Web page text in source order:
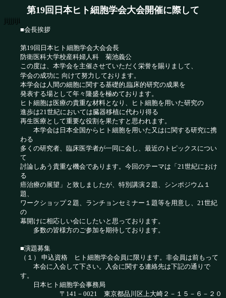
第19回日本ヒト細胞学会大会開催に際して
jijjjiji
■会長挨拶
第19回日本ヒト細胞学会大会会長
防衛医科大学校産科婦人科 菊池義公
この度は、本学会を主催させていただく栄誉を賜りまして、
学会の成功に 向けて努力しております。
本学会は人間の細胞に関する基礎的,臨床的研究の成果を
発表する場として年々隆盛を極めております。
ヒト細胞は医療の貴重な材料となり、ヒト細胞を用いた研究の
進歩は21世紀においては臓器移植に代わり得る
再生医療として重要な役割を果たすと思われます。
本学会は日本全国からヒト細胞を用いた又はに関する研究に携
わる
多くの研究者、臨床医学者が一同に会し、最近のトピックスについ
て
討論しあう貴重な機会であります。今回のテーマは「21世紀におけ
る
癌治療の展望」と致しましたが、特別講演２題、シンポジウム１
題、
ワークショップ２題、ランチョンセミナー１題等を用意し、21世紀
の
幕開けに相応しい会にしたいと思っております。
多数の皆様方のご参加を期待しております。
■演題募集
（１） 申込資格 ヒト細胞学会会員に限ります。非会員は前もって
本会に入会して下さい。入会に関する連絡先は下記の通りで
す。
日本ヒト細胞学会事務局
〒141－0021 東京都品川区上大崎２－１５－６－２０